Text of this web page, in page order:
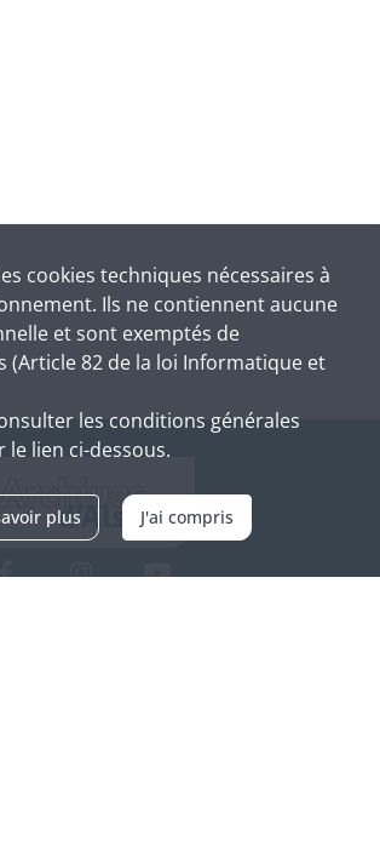
cookies techniques nécessaires à
Ils ne contiennent aucune
et sont exemptés de
(Article 82 de la loi Informatique et
les conditions générales
le lien ci-dessous.
plus J'ai compris